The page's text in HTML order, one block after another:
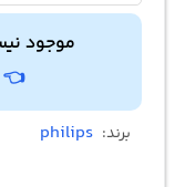
موجود
👈
برند: philips